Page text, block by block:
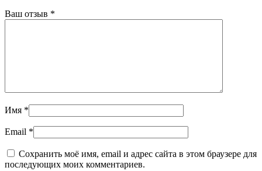
Ваш отзыв *
Имя *
Email *
Сохранить моё имя, email и адрес сайта в этом браузере для
последующих моих комментариев.